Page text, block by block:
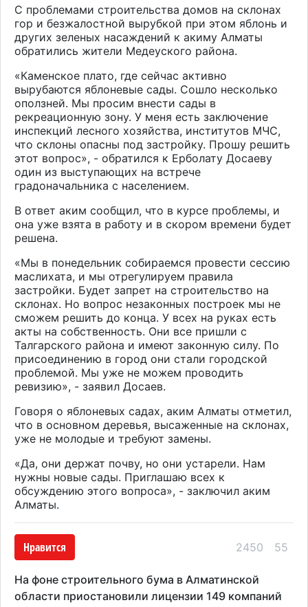
С проблемами строительства домов на склонах
гор и безжалостной вырубкой при этом яблонь и
других зеленых насаждений к акиму Алматы
обратились жители Медеуского района.
«Каменское плато, где сейчас активно
вырубаются яблоневые сады. Сошло несколько
оползней. Мы просим внести сады в
рекреационную зону. У меня есть заключение
инспекций лесного хозяйства, институтов МЧС,
что склоны опасны под застройку. Прошу решить
этот вопрос», - обратился к Ерболату Досаеву
один из выступающих на встрече
градоначальника с населением.
В ответ аким сообщил, что в курсе проблемы, и
она уже взята в работу и в скором времени будет
решена.
«Мы в понедельник собираемся провести сессию
маслихата, и мы отрегулируем правила
застройки. Будет запрет на строительство на
склонах. Но вопрос незаконных построек мы не
сможем решить до конца. У всех на руках есть
акты на собственность. Они все пришли с
Талгарского района и имеют законную силу. По
присоединению в город они стали городской
проблемой. Мы уже не можем проводить
ревизию», - заявил Досаев.
Говоря о яблоневых садах, аким Алматы отметил,
что в основном деревья, высаженные на склонах,
уже не молодые и требуют замены.
«Да, они держат почву, но они устарели. Нам
нужны новые сады. Приглашаю всех к
обсуждению этого вопроса», - заключил аким
Алматы.
Нравится 2450 55
На фоне строительного бума в Алматинской
области приостановили лицензии 149 компаний